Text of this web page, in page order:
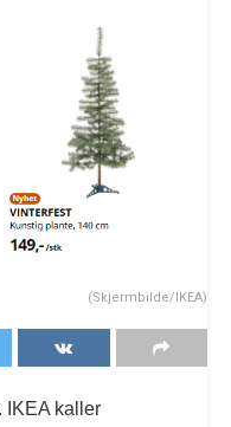
(Skjermbilde/IKEA)
IKEA kaller